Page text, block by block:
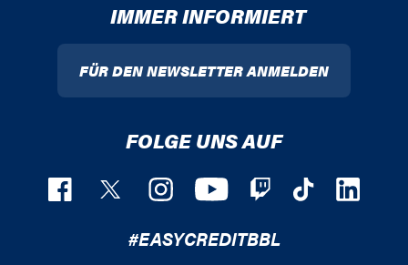
IMMER INFORMIERT
FÜR DEN NEWSLETTER ANMELDEN
FOLGE UNS AUF
#EASYCREDITBBL